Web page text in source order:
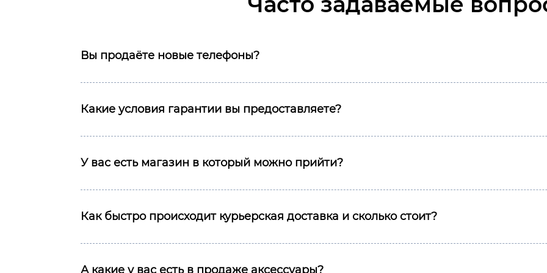
Вы продаёте новые телефоны?
Какие условия гарантии вы предоставляете?
У вас есть магазин в который можно прийти?
Как быстро происходит курьерская доставка и сколько стоит?
А какие у вас есть в продаже аксессуары?